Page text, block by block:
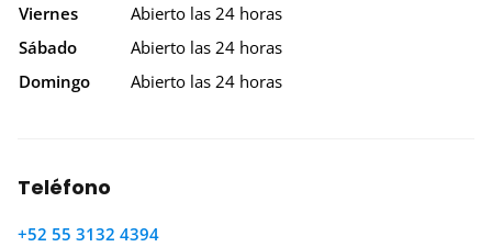
Viernes
Abierto las 24 horas
Sábado
Abierto las 24 horas
Domingo
Abierto las 24 horas
Teléfono
+52 55 3132 4394